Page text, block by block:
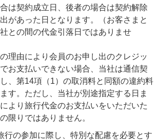
は契約成立日、後者の場合は契約解除
があった日となります。（お客さまと
との間の代金引落日ではありませ
理由により会員のお申し出のクレジッ
でお支払いできない場合、当社は通信契
、第14項（1）の取消料と同額の違約料
す。ただし、当社が別途指定する日ま
より旅行代金のお支払いをいただいた
限りではありません。
行の参加に際し、特別な配慮を必要とす